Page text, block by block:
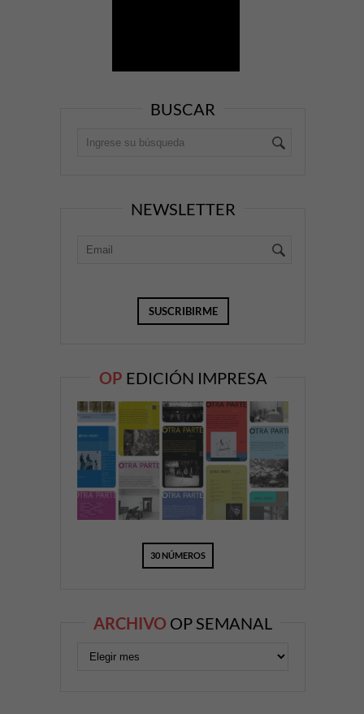
BUSCAR
NEWSLETTER
OP EDICIÓN IMPRESA
30 NÚMEROS
ARCHIVO OP SEMANAL